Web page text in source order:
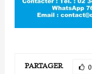
PARTAGER 0